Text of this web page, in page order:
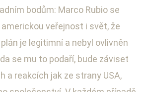
bodům: Marco Rubio se
veřejnost i svět, že
je legitimní a nebyl ovlivněn
se mu to podaří, bude záviset
a reakcích jak ze strany USA,